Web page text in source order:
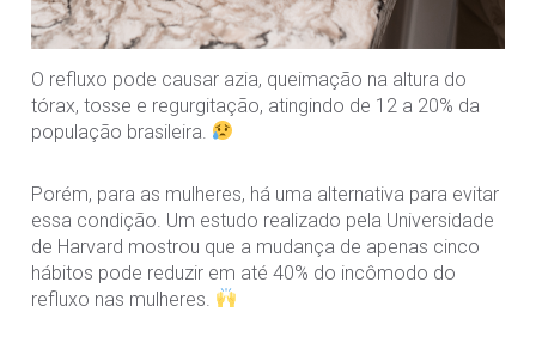
O refluxo pode causar azia, queimação na altura do
tórax, tosse e regurgitação, atingindo de 12 a 20% da
população brasileira.
Porém, para as mulheres, há uma alternativa para evitar
essa condição. Um estudo realizado pela Universidade
de Harvard mostrou que a mudança de apenas cinco
hábitos pode reduzir em até 40% do incômodo do
refluxo nas mulheres.